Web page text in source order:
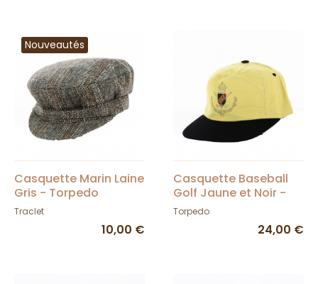
Nouveautés
Casquette Marin Laine
Gris - Torpedo
Traclet
10,00 €
Casquette Baseball
Golf Jaune et Noir -
Torpedo
Torpedo
24,00 €